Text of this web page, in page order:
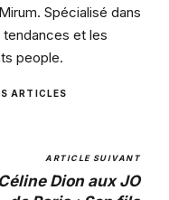
Spécialisé dans
et les
people.
ARTICLES
ARTICLE SUIVANT
Céline Dion aux JO